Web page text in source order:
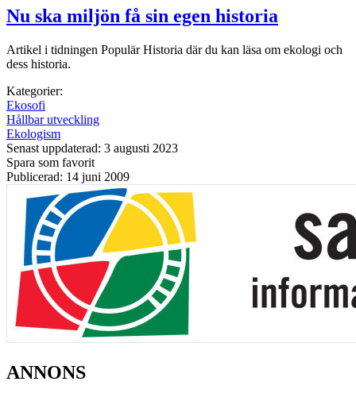
Nu ska miljön få sin egen historia
Artikel i tidningen Populär Historia där du kan läsa om ekologi och
dess historia.
Kategorier:
Ekosofi
Hållbar utveckling
Ekologism
Senast uppdaterad: 3 augusti 2023
Spara som favorit
Publicerad: 14 juni 2009
ANNONS